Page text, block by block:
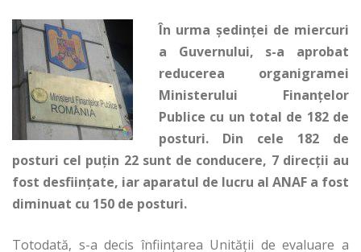
În urma ședinței de miercuri
a Guvernului, s-a aprobat
reducerea organigramei
Ministerului Finanțelor
Publice cu un total de 182 de
posturi. Din cele 182 de
posturi cel puțin 22 sunt de conducere, 7 direcții au
fost desființate, iar aparatul de lucru al ANAF a fost
diminuat cu 150 de posturi.
Totodată, s-a decis înființarea Unității de evaluare a